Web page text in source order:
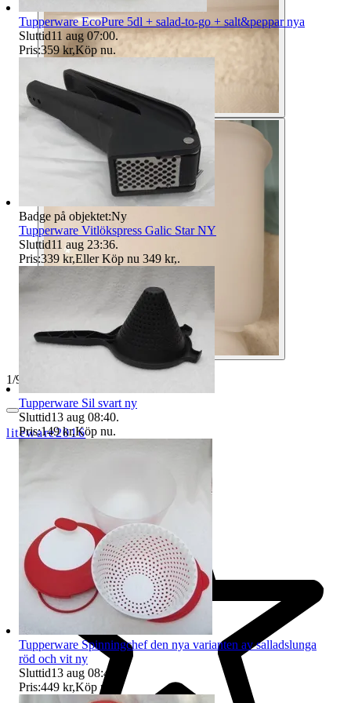
1/9
liteware2016
Tupperware EcoPure 5dl + salad-to-go + salt&peppar nya
Sluttid11 aug 07:00.
Pris:359 kr,Köp nu.
Badge på objektet:Ny
Tupperware Vitlökspress Galic Star NY
Sluttid11 aug 23:36.
Pris:339 kr,Eller Köp nu 349 kr,.
Tupperware Sil svart ny
Sluttid13 aug 08:40.
Pris:149 kr,Köp nu.
Tupperware Spinningchef den nya varianten av salladslunga
röd och vit ny
Sluttid13 aug 08:41
Pris:449 kr,Köp nu